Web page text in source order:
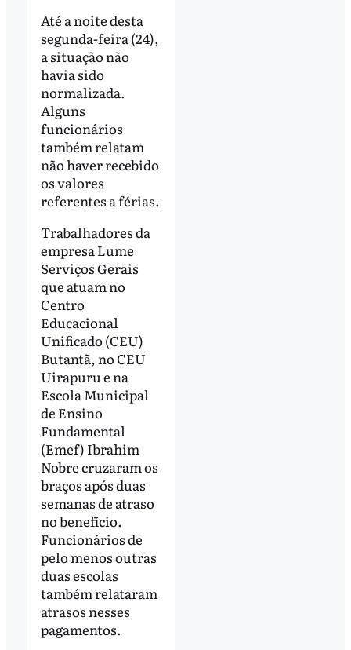
Até a noite desta
segunda-feira (24),
a situação não
havia sido
normalizada.
Alguns
funcionários
também relatam
não haver recebido
os valores
referentes a férias.
Trabalhadores da
empresa Lume
Serviços Gerais
que atuam no
Centro
Educacional
Unificado (CEU)
Butantã, no CEU
Uirapuru e na
Escola Municipal
de Ensino
Fundamental
(Emef) Ibrahim
Nobre cruzaram os
braços após duas
semanas de atraso
no benefício.
Funcionários de
pelo menos outras
duas escolas
também relataram
atrasos nesses
pagamentos.